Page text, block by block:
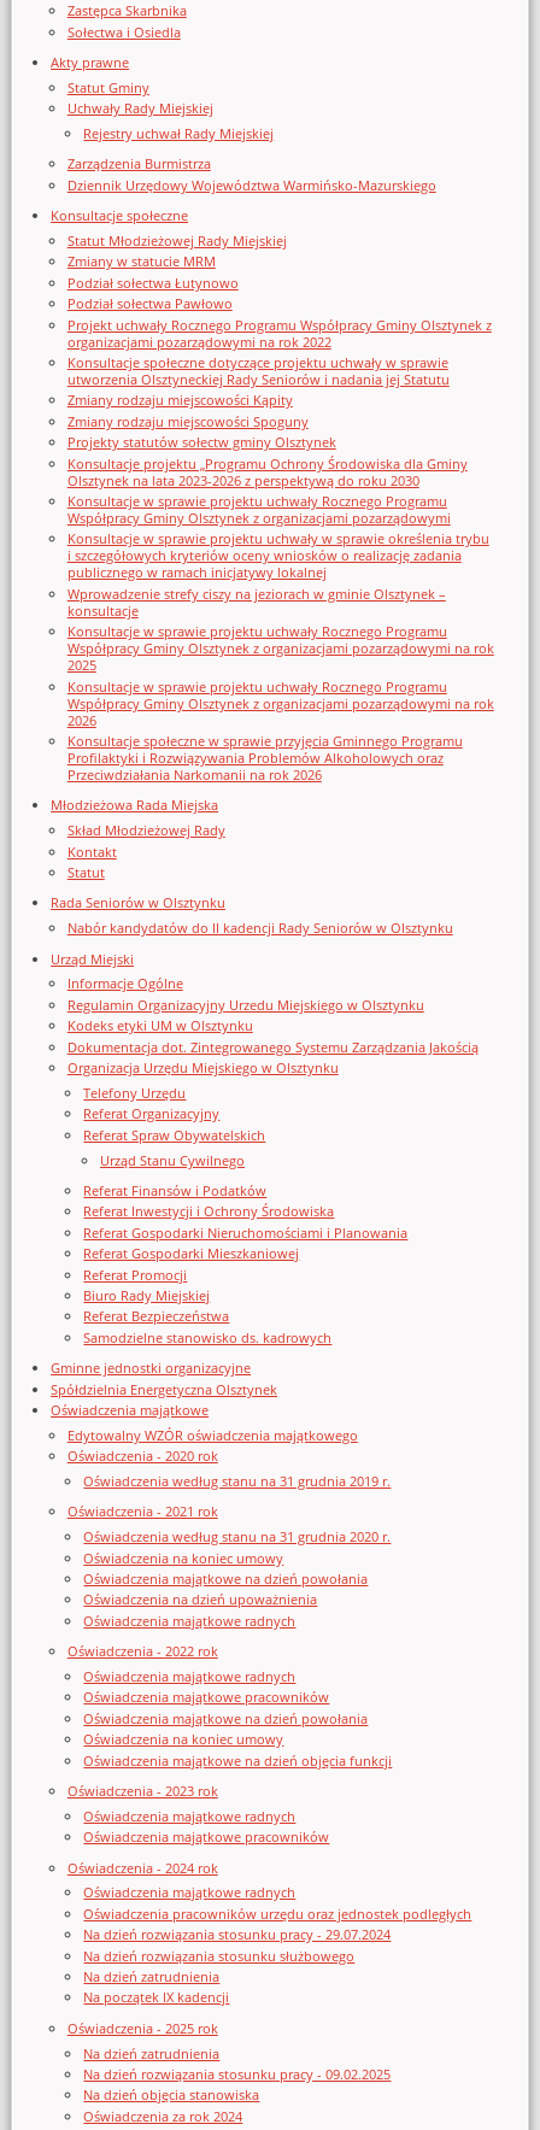
Zastępca Skarbnika
Sołectwa i Osiedla
Akty prawne
Statut Gminy
Uchwały Rady Miejskiej
Rejestry uchwał Rady Miejskiej
Zarządzenia Burmistrza
Dziennik Urzędowy Województwa Warmińsko-Mazurskiego
Konsultacje społeczne
Statut Młodzieżowej Rady Miejskiej
Zmiany w statucie MRM
Podział sołectwa Łutynowo
Podział sołectwa Pawłowo
Projekt uchwały Rocznego Programu Współpracy Gminy Olsztynek z
organizacjami pozarządowymi na rok 2022
Konsultacje społeczne dotyczące projektu uchwały w sprawie
utworzenia Olsztyneckiej Rady Seniorów i nadania jej Statutu
Zmiany rodzaju miejscowości Kąpity
Zmiany rodzaju miejscowości Spoguny
Projekty statutów sołectw gminy Olsztynek
Konsultacje projektu „Programu Ochrony Środowiska dla Gminy
Olsztynek na lata 2023-2026 z perspektywą do roku 2030
Konsultacje w sprawie projektu uchwały Rocznego Programu
Współpracy Gminy Olsztynek z organizacjami pozarządowymi
Konsultacje w sprawie projektu uchwały w sprawie określenia trybu
i szczegółowych kryteriów oceny wniosków o realizację zadania
publicznego w ramach inicjatywy lokalnej
Wprowadzenie strefy ciszy na jeziorach w gminie Olsztynek –
konsultacje
Konsultacje w sprawie projektu uchwały Rocznego Programu
Współpracy Gminy Olsztynek z organizacjami pozarządowymi na rok
2025
Konsultacje w sprawie projektu uchwały Rocznego Programu
Współpracy Gminy Olsztynek z organizacjami pozarządowymi na rok
2026
Konsultacje społeczne w sprawie przyjęcia Gminnego Programu
Profilaktyki i Rozwiązywania Problemów Alkoholowych oraz
Przeciwdziałania Narkomanii na rok 2026
Młodzieżowa Rada Miejska
Skład Młodzieżowej Rady
Kontakt
Statut
Rada Seniorów w Olsztynku
Nabór kandydatów do II kadencji Rady Seniorów w Olsztynku
Urząd Miejski
Informacje Ogólne
Regulamin Organizacyjny Urzedu Miejskiego w Olsztynku
Kodeks etyki UM w Olsztynku
Dokumentacja dot. Zintegrowanego Systemu Zarządzania Jakością
Organizacja Urzędu Miejskiego w Olsztynku
Telefony Urzędu
Referat Organizacyjny
Referat Spraw Obywatelskich
Urząd Stanu Cywilnego
Referat Finansów i Podatków
Referat Inwestycji i Ochrony Środowiska
Referat Gospodarki Nieruchomościami i Planowania
Referat Gospodarki Mieszkaniowej
Referat Promocji
Biuro Rady Miejskiej
Referat Bezpieczeństwa
Samodzielne stanowisko ds. kadrowych
Gminne jednostki organizacyjne
Spółdzielnia Energetyczna Olsztynek
Oświadczenia majątkowe
Edytowalny WZÓR oświadczenia majątkowego
Oświadczenia - 2020 rok
Oświadczenia według stanu na 31 grudnia 2019 r.
Oświadczenia - 2021 rok
Oświadczenia według stanu na 31 grudnia 2020 r.
Oświadczenia na koniec umowy
Oświadczenia majątkowe na dzień powołania
Oświadczenia na dzień upoważnienia
Oświadczenia majątkowe radnych
Oświadczenia - 2022 rok
Oświadczenia majątkowe radnych
Oświadczenia majątkowe pracowników
Oświadczenia majątkowe na dzień powołania
Oświadczenia na koniec umowy
Oświadczenia majątkowe na dzień objęcia funkcji
Oświadczenia - 2023 rok
Oświadczenia majątkowe radnych
Oświadczenia majątkowe pracowników
Oświadczenia - 2024 rok
Oświadczenia majątkowe radnych
Oświadczenia pracowników urzędu oraz jednostek podległych
Na dzień rozwiązania stosunku pracy - 29.07.2024
Na dzień rozwiązania stosunku służbowego
Na dzień zatrudnienia
Na początek IX kadencji
Oświadczenia - 2025 rok
Na dzień zatrudnienia
Na dzień rozwiązania stosunku pracy - 09.02.2025
Na dzień objęcia stanowiska
Oświadczenia za rok 2024